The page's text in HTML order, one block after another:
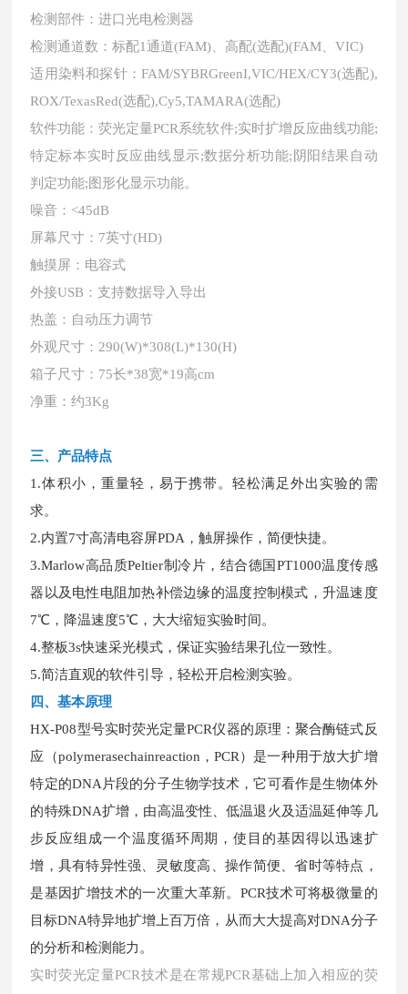
检测部件：进口光电检测器
检测通道数：标配1通道(FAM)、高配(选配)(FAM、VIC)
适用染料和探针： FAM/SYBRGreenI,VIC/HEX/CY3(选配),
ROX/TexasRed(选配),Cy5,TAMARA(选配)
软件功能：荧光定量PCR系统软件;实时扩增反应曲线功能;
特定标本实时反应曲线显示;数据分析功能;阴阳结果自动
判定功能;图形化显示功能。
噪音： <45dB
屏幕尺寸： 7英寸(HD)
触摸屏：电容式
外接USB：支持数据导入导出
热盖：自动压力调节
外观尺寸： 290(W)*308(L)*130(H)
箱子尺寸： 75长*38宽*19高cm
净重：约3Kg
三、 产品特点
1.体积小，重量轻，易于携带。轻松满足外出实验的需
求。
2.内置7寸高清电容屏PDA，触屏操作，简便快捷。
3.Marlow高品质Peltier制冷片，结合德国PT1000温度传感
器以及电性电阻加热补偿边缘的温度控制模式，升温速度
7℃，降温速度5℃，大大缩短实验时间。
4.整板3s快速采光模式，保证实验结果孔位一致性。
5.简洁直观的软件引导，轻松开启检测实验。
四、基本原理
HX-P08型号实时荧光定量PCR仪器的原理：聚合酶链式反
应（polymerasechainreaction，PCR）是一种用于放大扩增
特定的DNA片段的分子生物学技术，它可看作是生物体外
的特殊DNA扩增，由高温变性、低温退火及适温延伸等几
步反应组成一个温度循环周期，使目的基因得以迅速扩
增，具有特异性强、灵敏度高、操作简便、省时等特点，
是基因扩增技术的一次重大革新。PCR技术可将极微量的
目标DNA特异地扩增上百万倍，从而大大提高对DNA分子
的分析和检测能力。
实时荧光定量PCR技术是在常规PCR基础上加入相应的荧